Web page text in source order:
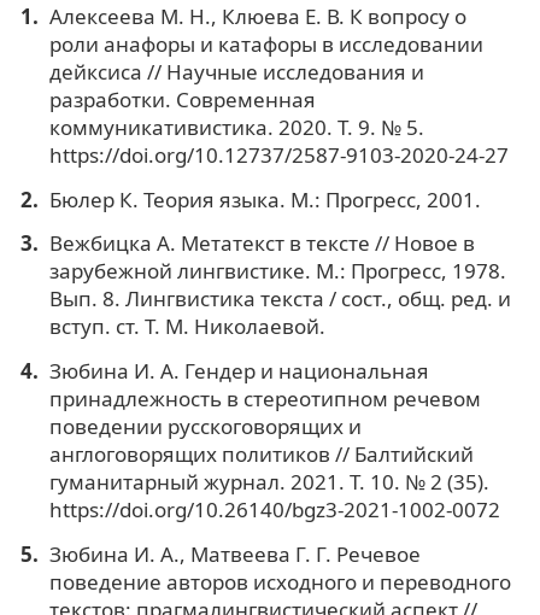
Алексеева М. Н., Клюева Е. В. К вопросу о
роли анафоры и катафоры в исследовании
дейксиса // Научные исследования и
разработки. Современная
коммуникативистика. 2020. Т. 9. № 5.
https://doi.org/10.12737/2587-9103-2020-24-27
Бюлер К. Теория языка. М.: Прогресс, 2001.
Вежбицка А. Метатекст в тексте // Новое в
зарубежной лингвистике. М.: Прогресс, 1978.
Вып. 8. Лингвистика текста / сост., общ. ред. и
вступ. ст. Т. М. Николаевой.
Зюбина И. А. Гендер и национальная
принадлежность в стереотипном речевом
поведении русскоговорящих и
англоговорящих политиков // Балтийский
гуманитарный журнал. 2021. Т. 10. № 2 (35).
https://doi.org/10.26140/bgz3-2021-1002-0072
Зюбина И. А., Матвеева Г. Г. Речевое
поведение авторов исходного и переводного